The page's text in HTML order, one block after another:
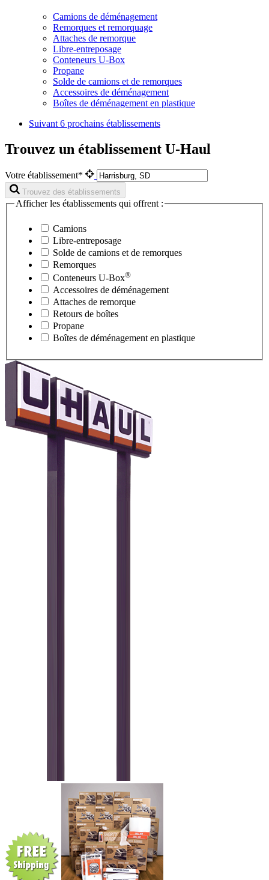
Camions de déménagement
Remorques et remorquage
Attaches de remorque
Libre-entreposage
Conteneurs U-Box
Propane
Solde de camions et de remorques
Accessoires de déménagement
Boîtes de déménagement en plastique
Suivant 6 prochains établissements
Trouvez un établissement U-Haul
Votre établissement*
Trouvez des établissements
Afficher les établissements qui offrent :
Camions
Libre-entreposage
Solde de camions et de remorques
Remorques
Conteneurs U-Box®
Accessoires de déménagement
Attaches de remorque
Retours de boîtes
Propane
Boîtes de déménagement en plastique